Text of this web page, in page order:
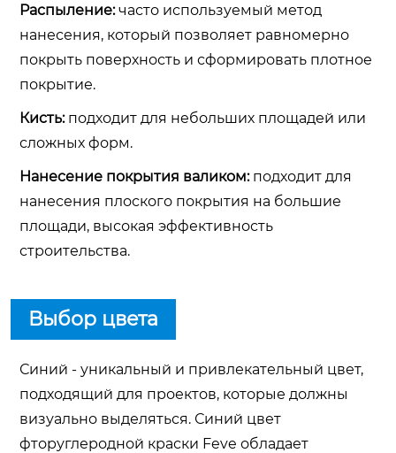
Распыление:часто используемый метод
нанесения, который позволяет равномерно
покрыть поверхность и сформировать плотное
покрытие.
Кисть:подходит для небольших площадей или
сложных форм.
Нанесение покрытия валиком:подходит для
нанесения плоского покрытия на большие
площади, высокая эффективность
строительства.
Выбор цвета
Синий - уникальный и привлекательный цвет,
подходящий для проектов, которые должны
визуально выделяться. Синий цвет
фторуглеродной краски Feve обладает